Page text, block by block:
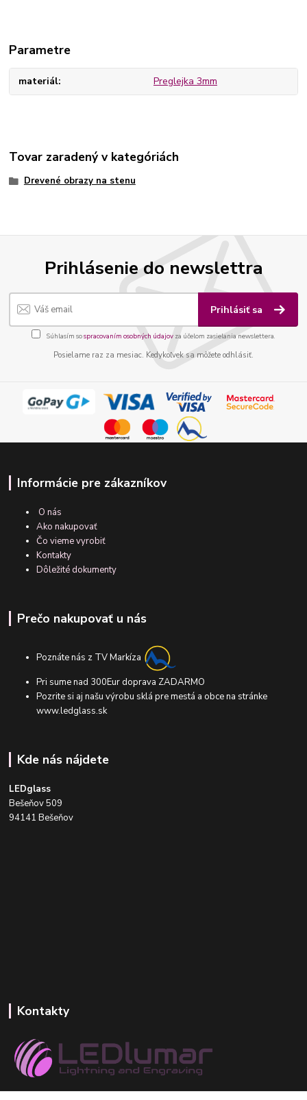
Parametre
materiál Preglejka 3mm
Tovar zaradený v kategóriách
Drevené obrazy na stenu
Prihlásenie do newslettra
Prihlásiť sa
Súhlasím sospracovaním osobných údajov za účelom zasielania newslettera.
Posielame raz za mesiac. Kedykoľvek sa môžete odhlásiť.
Informácie pre zákazníkov
O nás
Ako nakupovať
Čo vieme vyrobiť
Kontakty
Dôležité dokumenty
Prečo nakupovať u nás
Poznáte nás z TV Markíza
Pri sume nad 300Eur doprava ZADARMO
Pozrite si aj našu výrobu sklá pre mestá a obce na stránke
www.ledglass.sk
Kde nás nájdete
LEDglass
Bešeňov 509
94141 Bešeňov
Kontakty